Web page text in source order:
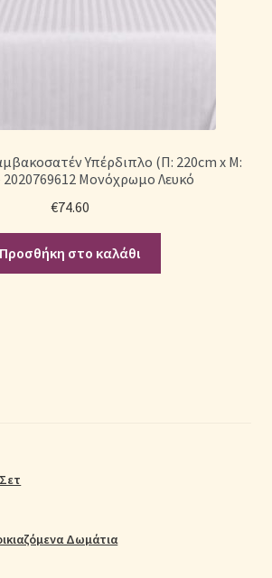
Υπέρδιπλο (Π: 220cm x Μ:
2020769612 Μονόχρωμο Λευκό
€74.60
Προσθήκη στο καλάθι
Δωμάτια